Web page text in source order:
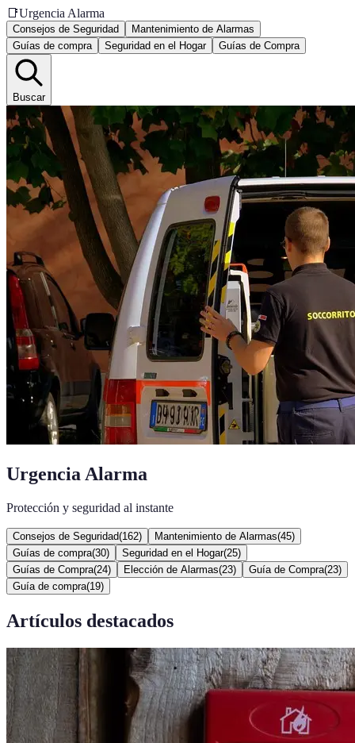
📑Urgencia Alarma
Consejos de Seguridad
Mantenimiento de Alarmas
Guías de compra
Seguridad en el Hogar Guías de Compra
Buscar
Urgencia Alarma
Protección y seguridad al instante
Consejos de Seguridad(162) Mantenimiento de Alarmas(45)
Guías de compra(30) Seguridad en el Hogar(25)
Guías de Compra(24) Elección de Alarmas(23) Guía de Compra(23)
Guía de compra(19)
Artículos destacados